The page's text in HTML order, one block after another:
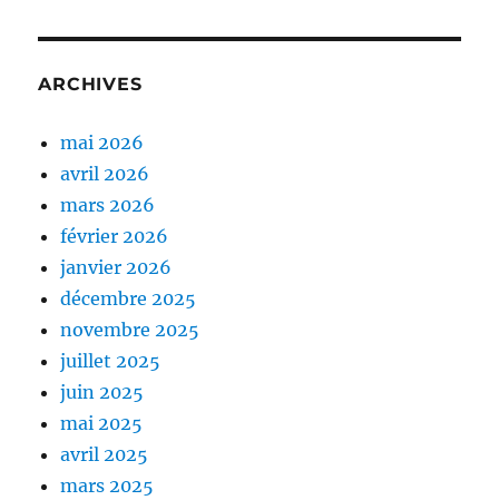
ARCHIVES
mai 2026
avril 2026
mars 2026
février 2026
janvier 2026
décembre 2025
novembre 2025
juillet 2025
juin 2025
mai 2025
avril 2025
mars 2025